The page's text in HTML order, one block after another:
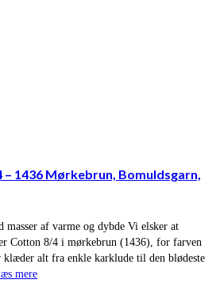
1436 Mørkebrun, Bomuldsgarn,
masser af varme og dybde Vi elsker at
Cotton 8/4 i mørkebrun (1436), for farven
klæder alt fra enkle karklude til den blødeste
mere